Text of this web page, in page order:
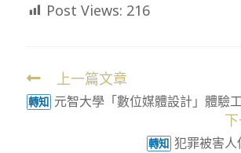
Post Views: 216
Read
more
上一篇文章
轉知 元智大學「數位媒體設計」體驗
轉知 犯罪被害